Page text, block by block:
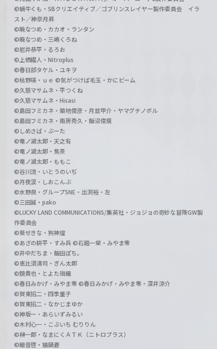
©蝸牛くも・SBクリエイティブ／ゴブリンスレイヤー製作委員会 イラ
スト／神奈月昇
©暁なつめ・カカオ・ランタン
©暁なつめ・三嶋くろね
©岩井恭平・るろお
©上栖綴人・Nitroplus
©春日部タケル・ユキヲ
©枯野瑛・ｕｅ ©気がつけば毛玉・かにビーム
©久慈マサムネ・平つくね
©久慈マサムネ・Hisasi
©島田フミカネ・築地俊彦・月並甲介・ヤマグチノボル
©島田フミカネ・南房秀久・飯沼俊規
©しめさば・ぶーた
©竜ノ湖太郎・天之有
©竜ノ湖太郎・焦茶
©竜ノ湖太郎・ももこ
©谷川流・いとうのいぢ
©月夜涙・しおこんぶ
©水野良・グループSNE・出渕裕・左
©三田誠・pako
©LUCKY LAND COMMUNICATIONS/集英社・ジョジョの奇妙な冒険GW製
作委員会
©葵せきな・狗神煌
©あざの耕平・すみ兵 ©石踏一榮・みやま零
©井中だちま・飯田ぽち。
©恵比須清司・ぎん太郎
©鏡貴也・とよた瑣織
©春日みかげ・みやま零 ©春日みかげ・みやま零・深井涼介
©賀東招二・四季童子
©賀東招二・なかじまゆか
©神坂一・あらいずみるい
©木村心一・こぶいち むりりん
©榊一郎・なまにくＡＴＫ（ニトロプラス）
©細音啓・猫鍋蒼